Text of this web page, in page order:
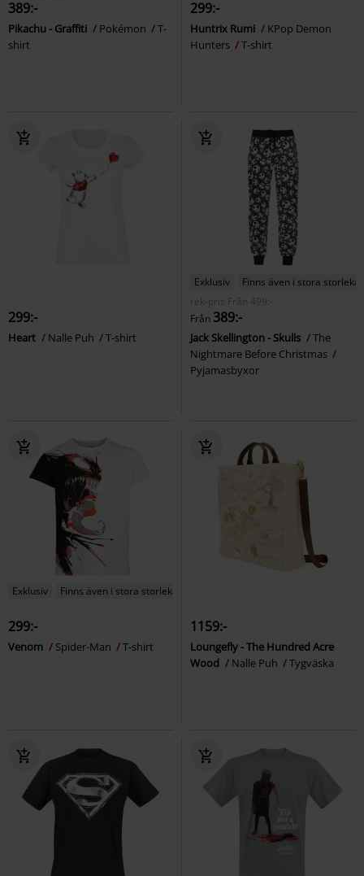
389:-
Pikachu - Graffiti Pokémon
T-
shirt
299:-
Huntrix Rumi
KPop Demon
Hunters
T-shirt
299:-
Heart Nalle Puh T-shirt
Exklusiv
Finns även i stora storlekar
rek-pris
Från
499:-
Från 389:-
Jack Skellington - Skulls
The
Nightmare Before Christmas
Pyjamasbyxor
Exklusiv Finns även i stora storlekar
299:-
Venom Spider-Man T-shirt
1159:-
Loungefly - The Hundred Acre
Wood
Nalle Puh Tygväska